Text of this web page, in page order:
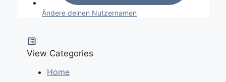
Ändere deinen Nutzernamen
View Categories
Home